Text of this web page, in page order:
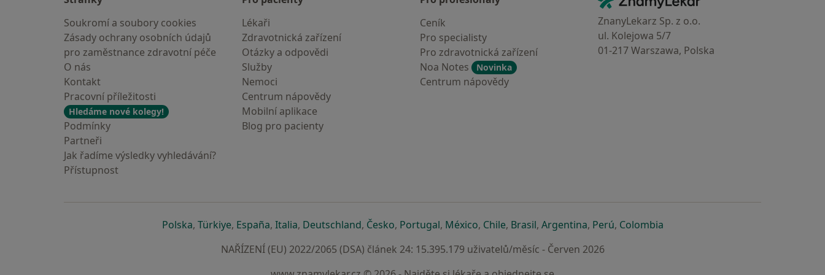
Soukromí a soubory cookies
Zásady ochrany osobních údajů
pro zaměstnance zdravotní péče
O nás
Kontakt
Pracovní příležitosti
Hledáme nové kolegy!
Podmínky
Partneři
Jak řadíme výsledky vyhledávání?
Přístupnost
Lékaři
Zdravotnická zařízení
Otázky a odpovědi
Služby
Nemoci
Centrum nápovědy
Mobilní aplikace
Blog pro pacienty
Ceník
Pro specialisty
Pro zdravotnická zařízení
Noa Notes
Novinka
Centrum nápovědy
ZnanyLekarz Sp. z o.o.
ul. Kolejowa 5/7
01-217 Warszawa, Polska
Polskase otevře v nové záložce
, Türkiyese otevře v nové záložce
, Españase otevře v nové záložce
, Italiase otevře v nové záložce
, Deutschlandse otevře v nové záložce
, Českose otevře v nové záložce
, Portugalse otevře v nové záložce
, Méxicose otevře v nové záložce
, Chilese otevře v nové záložce
, Brasilse otevře v nové záložce
, Argentinase otevře v nové záložce
, Perúse otevře v nové záložce
, Colombiase otevře v nové záložce
NAŘÍZENÍ (EU) 2022/2065 (DSA) článek 24: 15.395.179 uživatelů/měsíc - Červen 2026